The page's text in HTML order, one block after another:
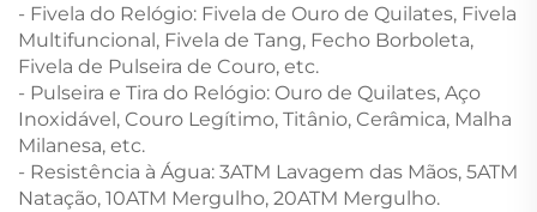
- Fivela do Relógio: Fivela de Ouro de Quilates, Fivela
Multifuncional, Fivela de Tang, Fecho Borboleta,
Fivela de Pulseira de Couro, etc.
- Pulseira e Tira do Relógio: Ouro de Quilates, Aço
Inoxidável, Couro Legítimo, Titânio, Cerâmica, Malha
Milanesa, etc.
- Resistência à Água: 3ATM Lavagem das Mãos, 5ATM
Natação, 10ATM Mergulho, 20ATM Mergulho.